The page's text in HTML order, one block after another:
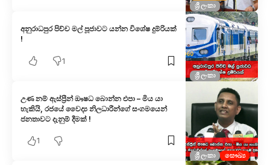
ශ්‍රී ලංකා
ශ්‍රී ලංකා
අනුරාධපුර පිච්ච මල් පූජාවට යන්න විශේෂ දුම්රියක්
!
1
ශ්‍රී ලංකා සෞඛ්‍ය
උණ නම් ඇස්ප්‍රීන් ඖෂධ බොන්න එපා – මිය යා
හැකියි, රජයේ වෛද්‍ය නිලධාරීන්ගේ සංගමයෙන්
ජනතාවට දැනුම් දීමක් !
1